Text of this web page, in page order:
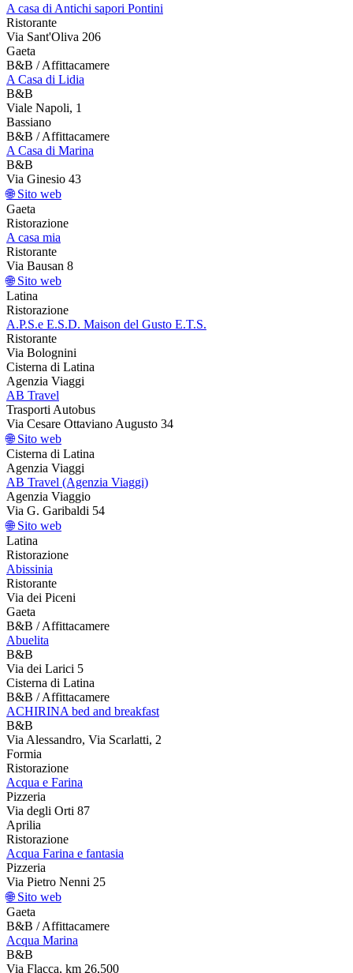
A casa di Antichi sapori Pontini
Ristorante
Via Sant'Oliva 206
Gaeta
B&B / Affittacamere
A Casa di Lidia
B&B
Viale Napoli, 1
Bassiano
B&B / Affittacamere
A Casa di Marina
B&B
Via Ginesio 43
🌐 Sito web
Gaeta
Ristorazione
A casa mia
Ristorante
Via Bausan 8
🌐 Sito web
Latina
Ristorazione
A.P.S.e E.S.D. Maison del Gusto E.T.S.
Ristorante
Via Bolognini
Cisterna di Latina
Agenzia Viaggi
AB Travel
Trasporti Autobus
Via Cesare Ottaviano Augusto 34
🌐 Sito web
Cisterna di Latina
Agenzia Viaggi
AB Travel (Agenzia Viaggi)
Agenzia Viaggio
Via G. Garibaldi 54
🌐 Sito web
Latina
Ristorazione
Abissinia
Ristorante
Via dei Piceni
Gaeta
B&B / Affittacamere
Abuelita
B&B
Via dei Larici 5
Cisterna di Latina
B&B / Affittacamere
ACHIRINA bed and breakfast
B&B
Via Alessandro, Via Scarlatti, 2
Formia
Ristorazione
Acqua e Farina
Pizzeria
Via degli Orti 87
Aprilia
Ristorazione
Acqua Farina e fantasia
Pizzeria
Via Pietro Nenni 25
🌐 Sito web
Gaeta
B&B / Affittacamere
Acqua Marina
B&B
Via Flacca, km 26,500